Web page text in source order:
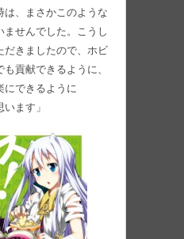
は、まさかこのような
せんでした。こうし
だきましたので、ホビ
貢献できるように、
にできるように
ます」